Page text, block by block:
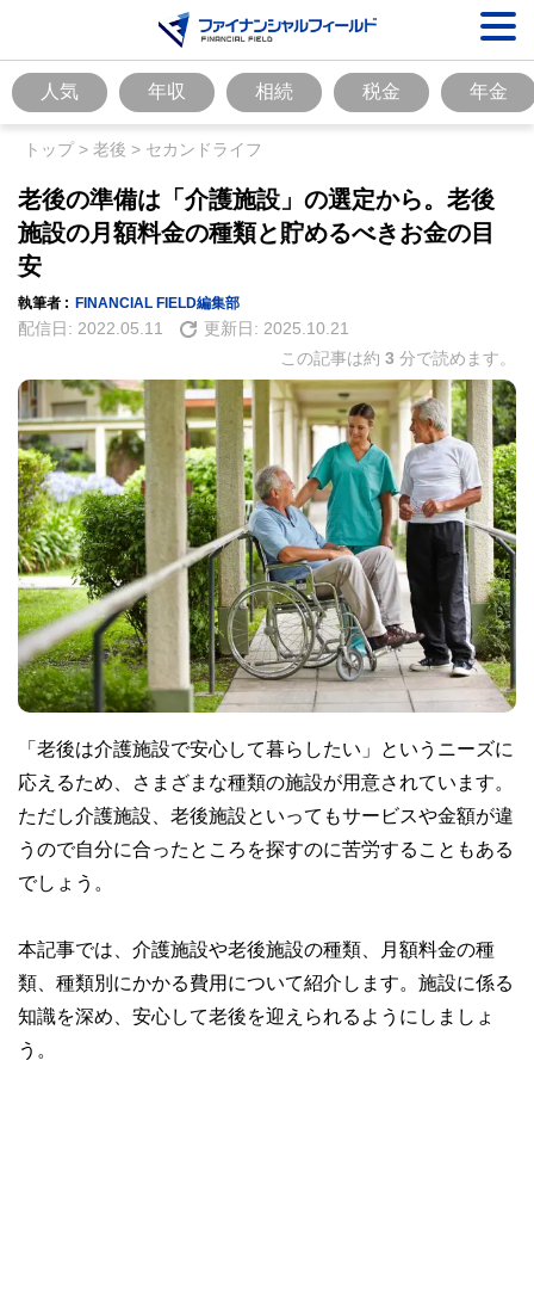
人気 年収 相続 税金 年金
トップ> 老後 > セカンドライフ
老後の準備は「介護施設」の選定から。老後
施設の月額料金の種類と貯めるべきお金の目
安
執筆者 : FINANCIAL FIELD編集部
配信日: 2022.05.11 更新日: 2025.10.21
この記事は約 3 分で読めます。
「老後は介護施設で安心して暮らしたい」というニーズに
応えるため、さまざまな種類の施設が用意されています。
ただし介護施設、老後施設といってもサービスや金額が違
うので自分に合ったところを探すのに苦労することもある
でしょう。
本記事では、介護施設や老後施設の種類、月額料金の種
類、種類別にかかる費用について紹介します。施設に係る
知識を深め、安心して老後を迎えられるようにしましょ
う。